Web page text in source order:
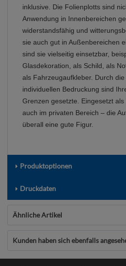
inklusive. Die Folienplotts sind
Anwendung in Innenbereichen
widerstandsfähig und
sie auch gut in Außenbereichen
sind sie vielseitig einsetzbar,
Glasdekoration, als Schild, als
als Fahrzeugaufkleber. Durch
individuellen Bedruckung sind
Grenzen gesetzte. Eingesetzt
auch im privaten Bereich – die
überall eine gute Figur.
Produktoptionen
Druckdaten
Ähnliche Artikel
Kunden haben sich ebenfalls